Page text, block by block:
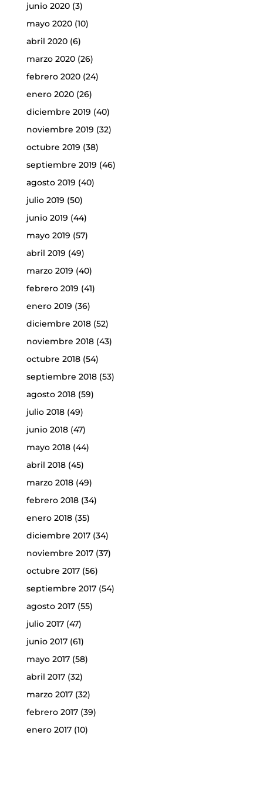
junio 2020(3)
mayo 2020(10)
abril 2020(6)
marzo 2020(26)
febrero 2020(24)
enero 2020(26)
diciembre 2019 (40)
noviembre 2019 (32)
octubre 2019 (38)
septiembre 2019 (46)
agosto 2019 (40)
julio 2019 (50)
junio 2019 (44)
mayo 2019 (57)
abril 2019 (49)
marzo 2019 (40)
febrero 2019 (41)
enero 2019 (36)
diciembre 2018(52)
noviembre 2018(43)
octubre 2018(54)
septiembre 2018(53)
agosto 2018(59)
julio 2018(49)
junio 2018(47)
mayo 2018(44)
abril 2018(45)
marzo 2018(49)
febrero 2018(34)
enero 2018(35)
diciembre 2017(34)
noviembre 2017(37)
octubre 2017(56)
septiembre 2017(54)
agosto 2017(55)
julio 2017(47)
junio 2017(61)
mayo 2017(58)
abril 2017(32)
marzo 2017(32)
febrero 2017(39)
enero 2017(10)